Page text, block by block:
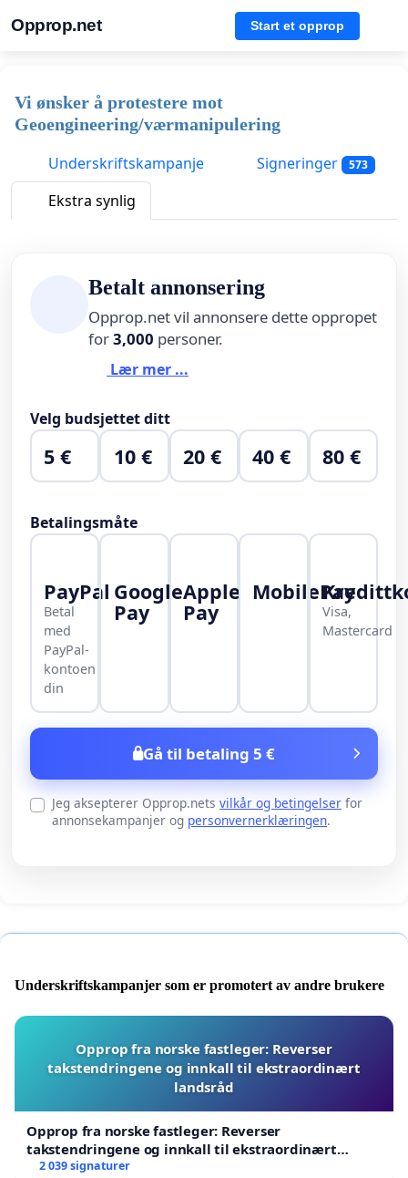
Opprop.net Start et opprop
Vi ønsker å protestere mot
Geoengineering/værmanipulering
Underskriftskampanje
Signeringer 573
Ekstra synlig
Betalt annonsering
Opprop.net vil annonsere dette oppropet
for3,000 personer.
Lær mer ...
Velg budsjettet ditt
5 € 10 € 20 € 40 € 80 €
Betalingsmåte
PayPal
Betal
med
PayPal-
kontoen
din
Google
Pay
Apple
Pay
MobilePay
Visa,
Mastercard
Gå til betaling 5 €
Jeg aksepterer Opprop.nets vilkår og betingelser for
annonsekampanjer og personvernerklæringen.
Underskriftskampanjer som er promotert av andre brukere
Opprop fra norske fastleger: Reverser
takstendringene og innkall til ekstraordinært
landsråd
Opprop fra norske fastleger: Reverser
takstendringene og innkall til ekstraordinært
landsråd
2 039 signaturer